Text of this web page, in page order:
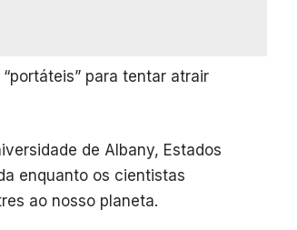
para tentar atrair
de Albany, Estados
enquanto os cientistas
ao nosso planeta.